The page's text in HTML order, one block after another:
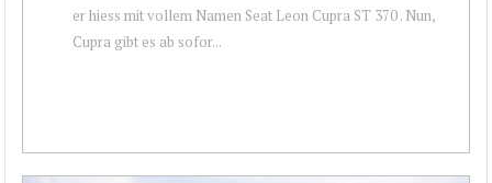
er hiess mit vollem Namen Seat Leon Cupra ST 370 . Nun,
Cupra gibt es ab sofor...